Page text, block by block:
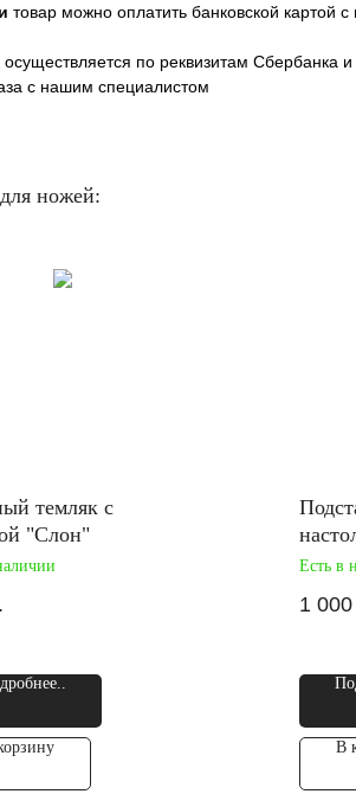
товар можно оплатить банковской картой
осуществляется по реквизитам
с нашим специалистом
ножей:
темляк с
"Слон"
Есть в
1 000
В